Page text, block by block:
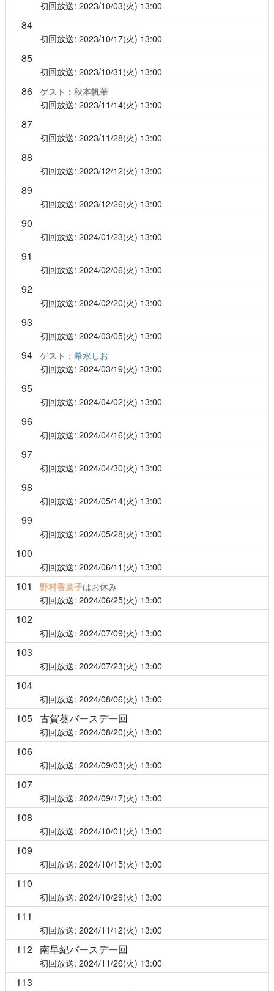
2023/10/03(火) 13:00
84
2023/10/17(火) 13:00
85
2023/10/31(火) 13:00
86 ゲスト：秋本帆華
2023/11/14(火) 13:00
87
2023/11/28(火) 13:00
88
2023/12/12(火) 13:00
89
2023/12/26(火) 13:00
90
2024/01/23(火) 13:00
91
2024/02/06(火) 13:00
92
2024/02/20(火) 13:00
93
2024/03/05(火) 13:00
94 ゲスト： 希水しお
2024/03/19(火) 13:00
95
2024/04/02(火) 13:00
96
2024/04/16(火) 13:00
97
2024/04/30(火) 13:00
98
2024/05/14(火) 13:00
99
2024/05/28(火) 13:00
100
2024/06/11(火) 13:00
101 野村香菜子はお休み
2024/06/25(火) 13:00
102
2024/07/09(火) 13:00
103
2024/07/23(火) 13:00
104
2024/08/06(火) 13:00
105 古賀葵バースデー回
2024/08/20(火) 13:00
106
2024/09/03(火) 13:00
107
2024/09/17(火) 13:00
108
2024/10/01(火) 13:00
109
2024/10/15(火) 13:00
110
2024/10/29(火) 13:00
111
2024/11/12(火) 13:00
112 南早紀バースデー回
2024/11/26(火) 13:00
113